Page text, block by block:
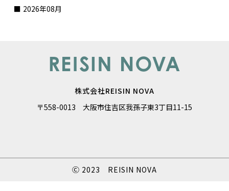
2026年08月
株式会社REISIN NOVA
〒558-0013 大阪市住吉区我孫子東3丁目11-15
Ⓒ 2023 REISIN NOVA